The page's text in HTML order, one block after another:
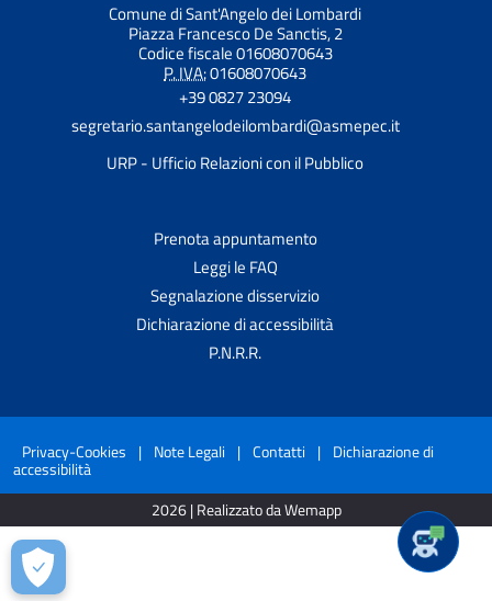
Comune di Sant'Angelo dei Lombardi
Piazza Francesco De Sanctis, 2
Codice fiscale 01608070643
P. IVA:01608070643
+39 0827 23094
segretario.santangelodeilombardi@asmepec.it
URP - Ufficio Relazioni con il Pubblico
Prenota appuntamento
Leggi le FAQ
Segnalazione disservizio
Dichiarazione di accessibilità
P.N.R.R.
Privacy-Cookies | Note Legali | Contatti | Dichiarazione di
accessibilità
2026 | Realizzato da Wemapp